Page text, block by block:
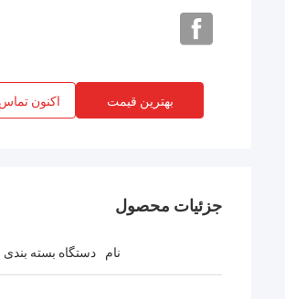
بهترین قیمت اکنون تماس
جزئیات محصول
نام دستگاه بسته